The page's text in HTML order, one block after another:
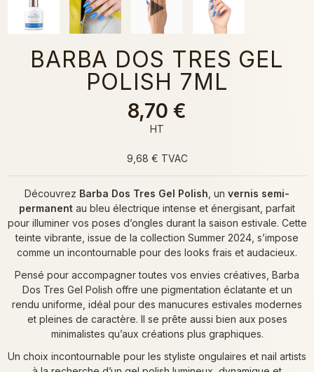
BARBA DOS TRES GEL
POLISH 7ML
8,70 €
HT
9,68 € TVAC
Découvrez Barba Dos Tres Gel Polish , un vernis semi-
permanent au bleu électrique intense et énergisant, parfait
pour illuminer vos poses d’ongles durant la saison estivale. Cette
teinte vibrante, issue de la collection Summer 2024, s’impose
comme un incontournable pour des looks frais et audacieux.
Pensé pour accompagner toutes vos envies créatives, Barba
Dos Tres Gel Polish offre une pigmentation éclatante et un
rendu uniforme, idéal pour des manucures estivales modernes
et pleines de caractère. Il se prête aussi bien aux poses
minimalistes qu’aux créations plus graphiques.
Un choix incontournable pour les styliste ongulaires et nail artists